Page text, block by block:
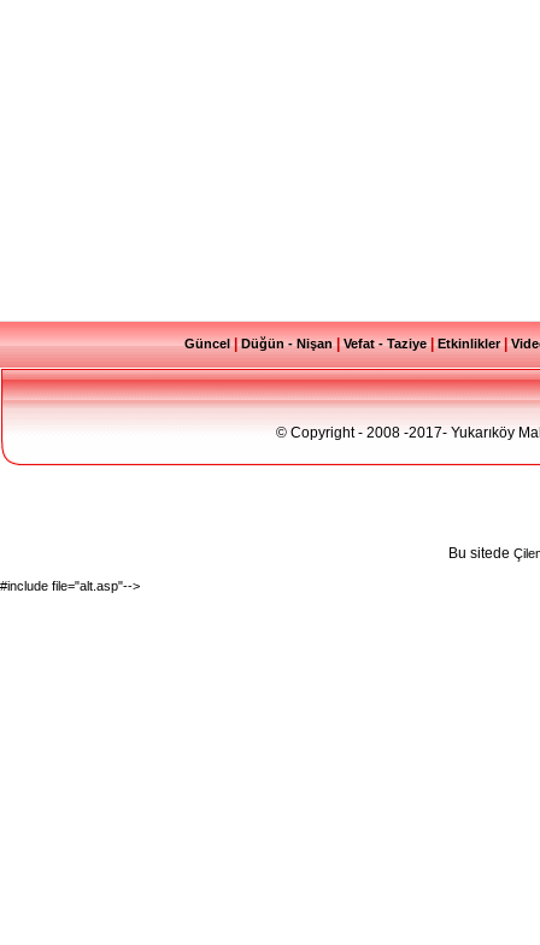
Güncel | Düğün - Nişan | Vefat - Taziye | Etkinlikler |
© Copyright - 2008 -2017- Yukarıköy
Bu sitede
#include file="alt.asp"-->